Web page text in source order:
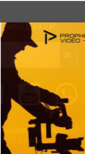
PROFESSIONNEL,
DE 40 ANS